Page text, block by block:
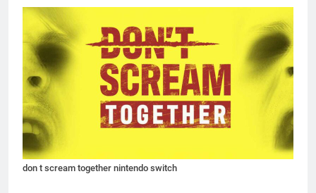
don t scream together nintendo switch